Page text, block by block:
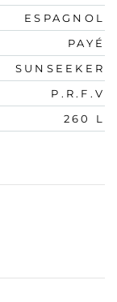
ESPAGNOL
PAYÉ
SUNSEEKER
P.R.F.V
260 L